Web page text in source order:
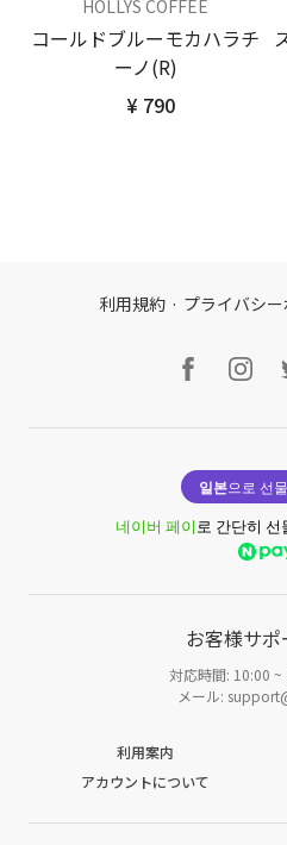
HOLLYS COFFEE
コールドブルーモカハラチ
ーノ(R)
¥ 790
利用規約 · プライバシ
일본으로 선
네이버 페이로 간단히 선
お客様サポ
対応時間: 10:00 ~
メール:
利用案内
アカウントについて